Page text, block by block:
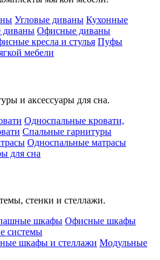
Угловые диваны Кухонные
диваны Офисные диваны
кресла и стулья Пуфы
мебели
и аксессуары для сна.
Односпальные кровати,
Спальные гарнитуры
Односпальные матрасы
для сна
стенки и стеллажи.
шкафы Офисные шкафы
системы
шкафы и стеллажи Модульные